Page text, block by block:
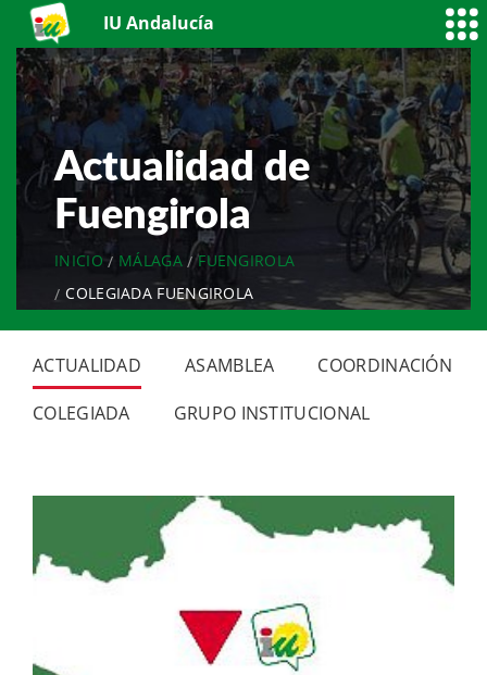
IU Andalucía
Actualidad de
Fuengirola
INICIO MÁLAGA
FUENGIROLA
COLEGIADA FUENGIROLA
ACTUALIDAD ASAMBLEA
COORDINACIÓN
COLEGIADA
GRUPO INSTITUCIONAL